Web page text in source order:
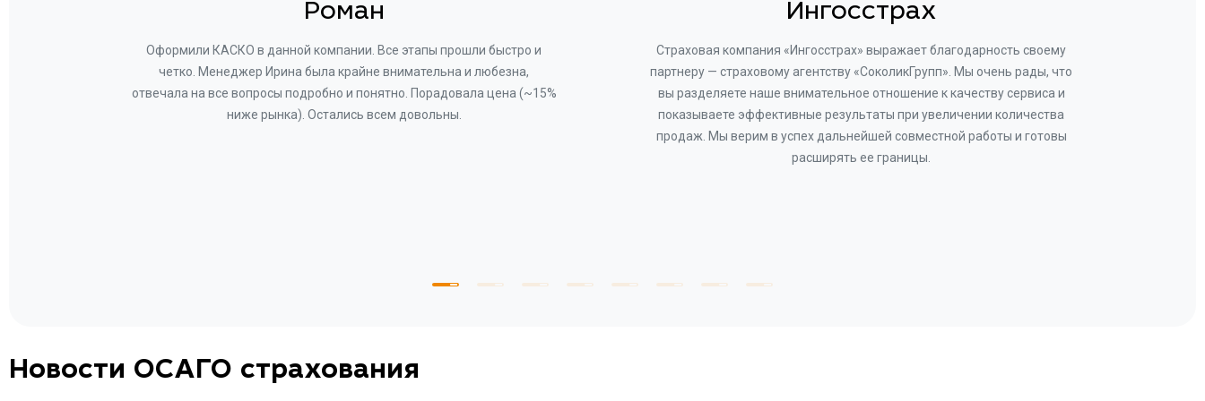
Роман
Оформили КАСКО в данной компании. Все этапы прошли быстро и
четко. Менеджер Ирина была крайне внимательна и любезна,
отвечала на все вопросы подробно и понятно. Порадовала цена (~15%
ниже рынка). Остались всем довольны.
Ингосстрах
Страховая компания «Ингосстрах» выражает благодарность своему
партнеру — страховому агентству «СоколикГрупп». Мы очень рады, что
вы разделяете наше внимательное отношение к качеству сервиса и
показываете эффективные результаты при увеличении количества
продаж. Мы верим в успех дальнейшей совместной работы и готовы
расширять ее границы.
Новости ОСАГО страхования